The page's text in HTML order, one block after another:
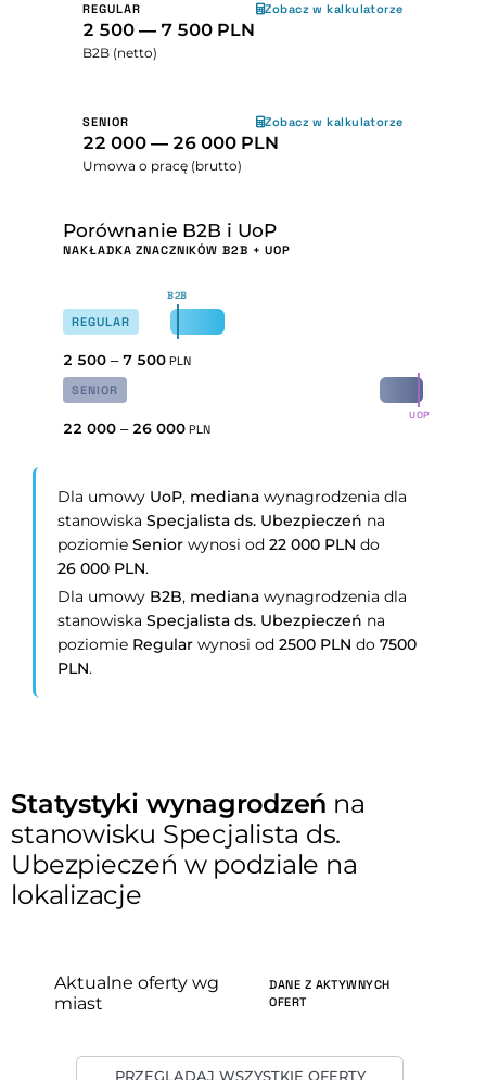
REGULAR Zobacz w kalkulatorze
2 500 — 7 500 PLN
B2B (netto)
SENIOR Zobacz w kalkulatorze
22 000 — 26 000 PLN
Umowa o pracę (brutto)
Porównanie B2B i UoP
NAKŁADKA ZNACZNIKÓW B2B + UOP
REGULAR
B2B
2 500 – 7 500 PLN
SENIOR
UOP
22 000 – 26 000 PLN
Dla umowy UoP, mediana wynagrodzenia dla
stanowiskaSpecjalista ds. Ubezpieczeń na
poziomieSenior wynosi od22 000 PLN do
26 000 PLN.
Dla umowy B2B, mediana wynagrodzenia dla
stanowiskaSpecjalista ds. Ubezpieczeń na
poziomie Regular wynosi od2500 PLN do7500
PLN.
Statystyki wynagrodzeń na
stanowisku Specjalista ds.
Ubezpieczeń w podziale na
lokalizacje
Aktualne oferty wg
miast
DANE Z AKTYWNYCH
OFERT
PRZEGLĄDAJ WSZYSTKIE OFERTY